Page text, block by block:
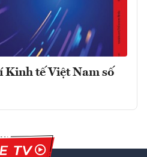
Kinh tế Việt Nam số